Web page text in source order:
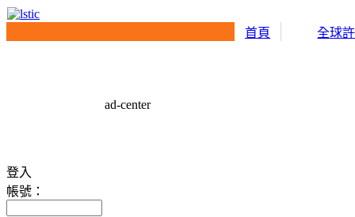
首頁 全球
登入
帳號：
ad-center